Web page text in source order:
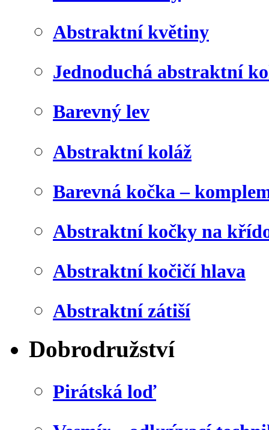
Abstraktní květiny
Jednoduchá abstraktní
Barevný lev
Abstraktní koláž
Barevná kočka –
Abstraktní kočky na
Abstraktní kočičí hlava
Abstraktní zátiší
Dobrodružství
Pirátská loď